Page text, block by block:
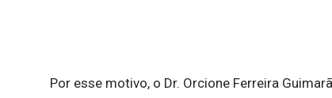
Por esse motivo, o Dr. Orcione Ferreira